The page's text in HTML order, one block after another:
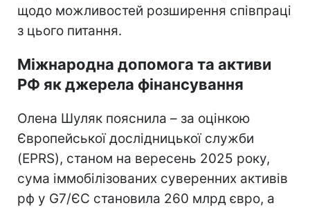
щодо можливостей розширення співпраці
з цього питання.
Міжнародна допомога та активи
РФ як джерела фінансування
Олена Шуляк пояснила – за оцінкою
Європейської дослідницької служби
(EPRS), станом на вересень 2025 року,
сума іммобілізованих суверенних активів
рф у G7/ЄС становила 260 млрд євро, а